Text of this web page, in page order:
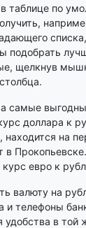
таблице по
подобрать
щелкнув
самые
доллара к
на
в
курс евро к
валюту на
и телефоны
в той